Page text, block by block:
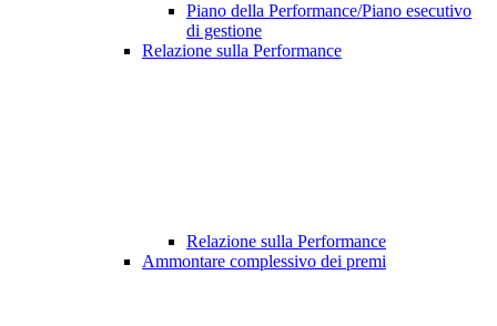
Piano della Performance/Piano esecutivo
di gestione
Relazione sulla Performance
Relazione sulla Performance
Ammontare complessivo dei premi